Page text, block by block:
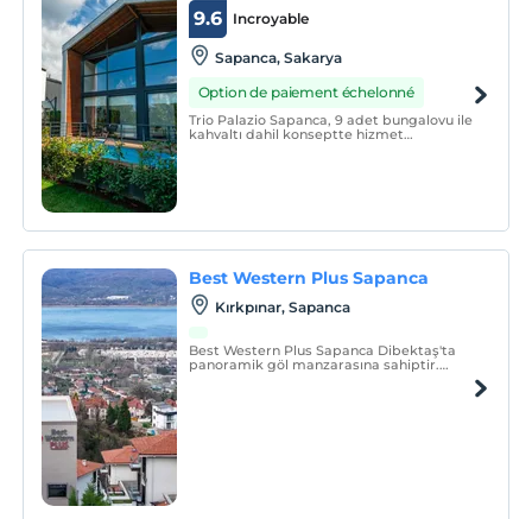
Incroyable
9.6
Sapanca, Sakarya
Option de paiement échelonné
Trio Palazio Sapanca, 9 adet bungalovu ile
kahvaltı dahil konseptte hizmet
Best Western Plus Sapanca
Kırkpınar, Sapanca
Best Western Plus Sapanca Dibektaş'ta
panoramik göl manzarasına sahiptir.